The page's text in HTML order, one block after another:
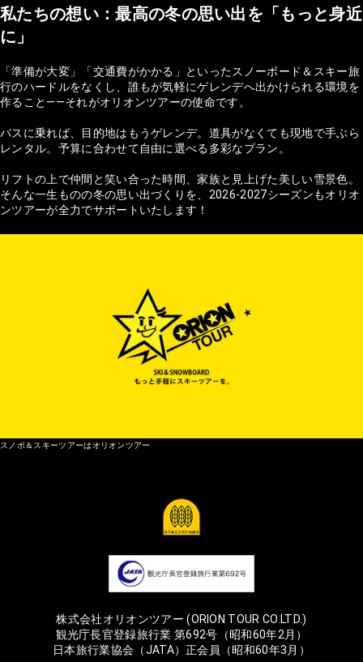
私たちの想い：最高の冬の思い出を「もっと身近
に」
「準備が大変」「交通費がかかる」といったスノーボード＆スキー旅
行のハードルをなくし、誰もが気軽にゲレンデへ出かけられる環境を
作ること——それがオリオンツアーの使命です。
バスに乗れば、目的地はもうゲレンデ。道具がなくても現地で手ぶら
レンタル。予算に合わせて自由に選べる多彩なプラン。
リフトの上で仲間と笑い合った時間、家族と見上げた美しい雪景色。
そんな一生ものの冬の思い出づくりを、2026-2027シーズンもオリオ
ンツアーが全力でサポートいたします！
スノボ＆スキーツアーはオリオンツアー
株式会社オリオンツアー (ORION TOUR CO.LTD.)
観光庁長官登録旅行業 第692号（昭和60年2月）
日本旅行業協会（JATA）正会員（昭和60年3月）